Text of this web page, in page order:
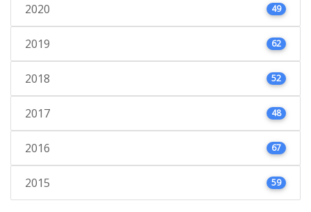
2020 49
2019 62
2018 52
2017 48
2016 67
2015 59